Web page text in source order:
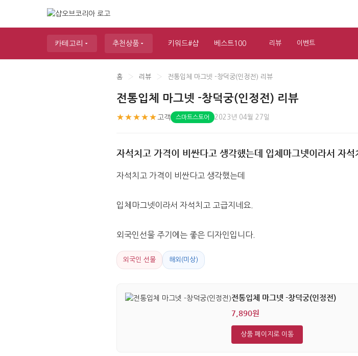
카테고리 추천상품 키워드#샵 베스트100 리뷰 이벤트
홈 › 리뷰 › 전통입체 마그넷 -창덕궁(인정전) 리뷰
전통입체 마그넷 -창덕궁(인정전) 리뷰
★★★★★ 고객 스마트스토어 2023년 04월 27일
자석치고 가격이 비싼다고 생각했는데 입체마그넷이라서 자
자석치고 가격이 비싼다고 생각했는데
입체마그넷이라서 자석치고 고급지네요.
외국인선물 주기에는 좋은 디자인입니다.
외국인 선물 해외(미상)
전통입체 마그넷 -창덕궁(인정전)
7,890원
상품 페이지로 이동